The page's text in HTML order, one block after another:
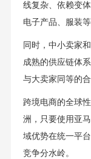
线复杂、依赖变
电子产品、服装等
同时，中小卖家
成熟的供应链体
与大卖家同等的合
跨境电商的全球
洲，只要使用亚
域优势在统一平
竞争分水岭。